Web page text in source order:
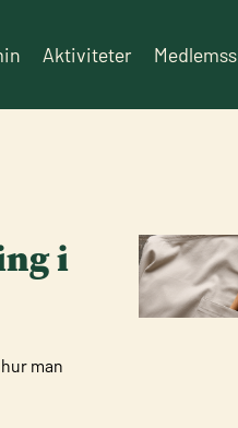
Aktiviteter
i
man